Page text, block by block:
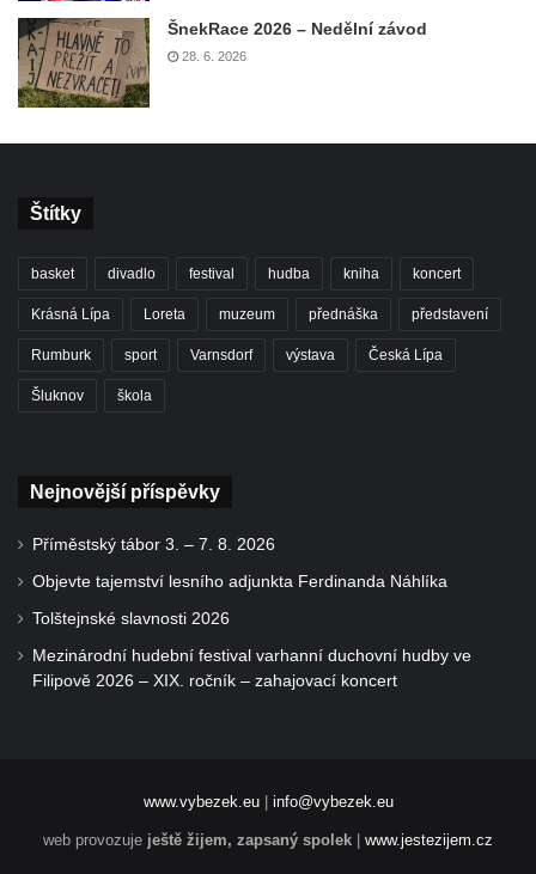
ŠnekRace 2026 – Nedělní závod
28. 6. 2026
Štítky
basket divadlo festival hudba kniha koncert
Krásná Lípa Loreta muzeum přednáška představení
Rumburk sport Varnsdorf výstava Česká Lípa
Šluknov škola
Nejnovější příspěvky
Příměstský tábor 3. – 7. 8. 2026
Objevte tajemství lesního adjunkta Ferdinanda Náhlíka
Tolštejnské slavnosti 2026
Mezinárodní hudební festival varhanní duchovní hudby ve
Filipově 2026 – XIX. ročník – zahajovací koncert
www.vybezek.eu| info@vybezek.eu
web provozuje ještě žijem, zapsaný spolek www.jestezijem.cz